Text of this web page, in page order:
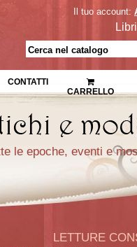
Il tuo account:
CONTATTI
CARRELLO
le epoche, eventi e
LETTURE